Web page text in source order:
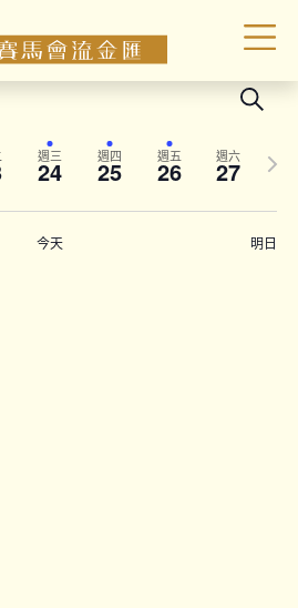
and
Search
週三
24 週四
25 週五
26 週六
27
Next
今天 明日